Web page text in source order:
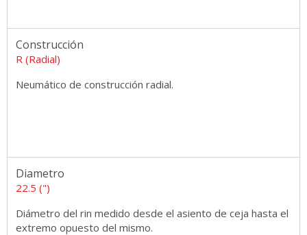
Construcción
R (Radial)
Neumático de construcción radial.
Diametro
22.5 (")
Diámetro del rin medido desde el asiento de ceja hasta el
extremo opuesto del mismo.